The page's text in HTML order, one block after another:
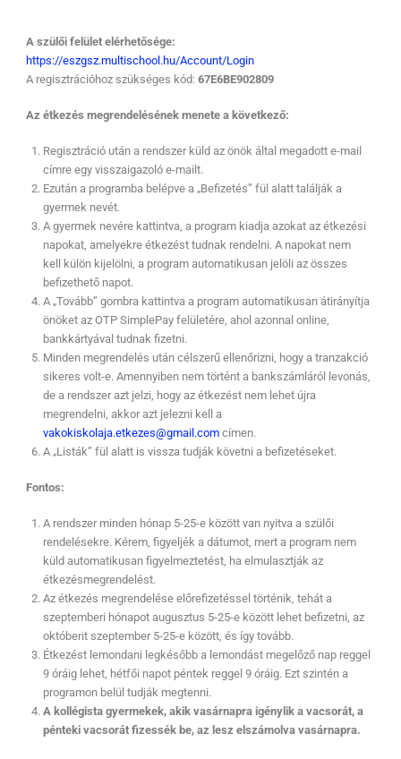
A szülői felület elérhetősége:
https://eszgsz.multischool.hu/Account/Login
A regisztrációhoz szükséges kód: 67E6BE902809
Az étkezés megrendelésének menete a következő:
Regisztráció után a rendszer küld az önök által megadott e-mail
címre egy visszaigazoló e-mailt.
Ezután a programba belépve a „Befizetés” fül alatt találják a
gyermek nevét.
A gyermek nevére kattintva, a program kiadja azokat az étkezési
napokat, amelyekre étkezést tudnak rendelni. A napokat nem
kell külön kijelölni, a program automatikusan jelöli az összes
befizethető napot.
A „Tovább” gombra kattintva a program automatikusan átirányítja
önöket az OTP SimplePay felületére, ahol azonnal online,
bankkártyával tudnak fizetni.
Minden megrendelés után célszerű ellenőrizni, hogy a tranzakció
sikeres volt-e. Amennyiben nem történt a bankszámláról levonás,
de a rendszer azt jelzi, hogy az étkezést nem lehet újra
megrendelni, akkor azt jelezni kell a
vakokiskolaja.etkezes@gmail.comcímen.
A „Listák” fül alatt is vissza tudják követni a befizetéseket.
Fontos:
A rendszer minden hónap 5-25-e között van nyitva a szülői
rendelésekre. Kérem, figyeljék a dátumot, mert a program nem
küld automatikusan figyelmeztetést, ha elmulasztják az
étkezésmegrendelést.
Az étkezés megrendelése előrefizetéssel történik, tehát a
szeptemberi hónapot augusztus 5-25-e között lehet befizetni, az
októberit szeptember 5-25-e között, és így tovább.
Étkezést lemondani legkésőbb a lemondást megelőző nap reggel
9 óráig lehet, hétfői napot péntek reggel 9 óráig. Ezt szintén a
programon belül tudják megtenni.
A kollégista gyermekek, akik vasárnapra igénylik a vacsorát, a
pénteki vacsorát fizessék be, az lesz elszámolva vasárnapra.